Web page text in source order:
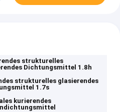
strukturelles
Dichtungsmittel 1.8h
strukturelles glasierendes
1.7s
kurierendes